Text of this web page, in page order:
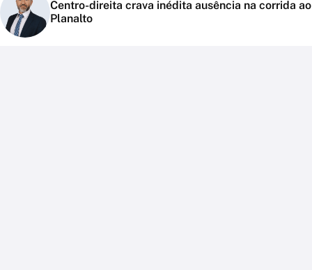
Centro-direita crava inédita ausência na corrida ao
Planalto